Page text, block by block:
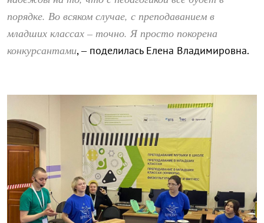
порядке. Во всяком случае, с преподаванием в
младших классах – точно. Я просто покорена
конкурсантами, – поделилась Елена Владимировна.